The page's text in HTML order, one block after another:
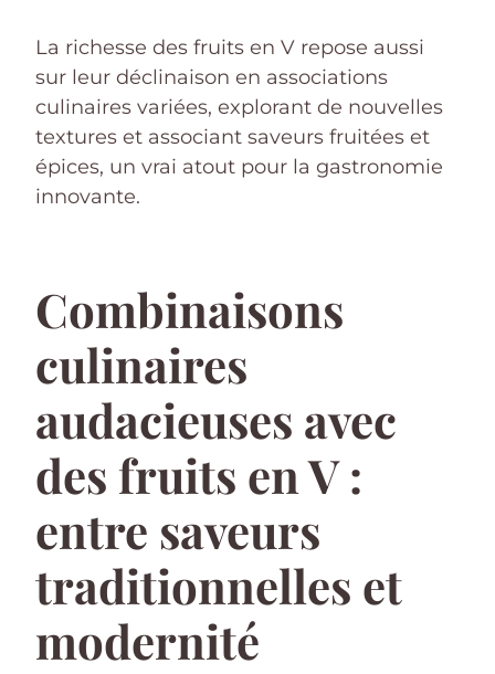
La richesse des fruits en V repose aussi
sur leur déclinaison en associations
culinaires variées, explorant de nouvelles
textures et associant saveurs fruitées et
épices, un vrai atout pour la gastronomie
innovante.
Combinaisons
culinaires
audacieuses avec
des fruits en V :
entre saveurs
traditionnelles et
modernité